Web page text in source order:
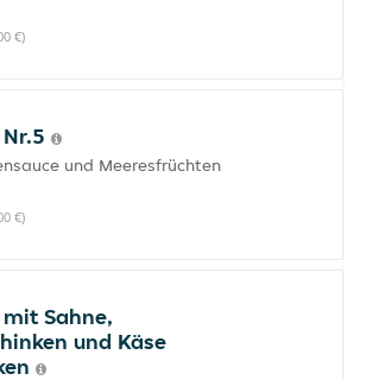
€)
und Meeresfrüchten
€)
Sahne,
und Käse